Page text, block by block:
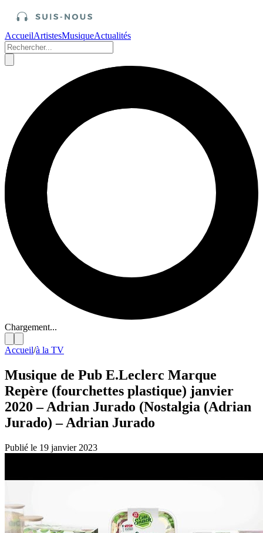
AccueilArtistesMusiqueActualités
Chargement...
Accueil/à la TV
Musique de Pub E.Leclerc Marque
Repère (fourchettes plastique) janvier
2020 – Adrian Jurado (Nostalgia (Adrian
Jurado) – Adrian Jurado
Publié le 19 janvier 2023